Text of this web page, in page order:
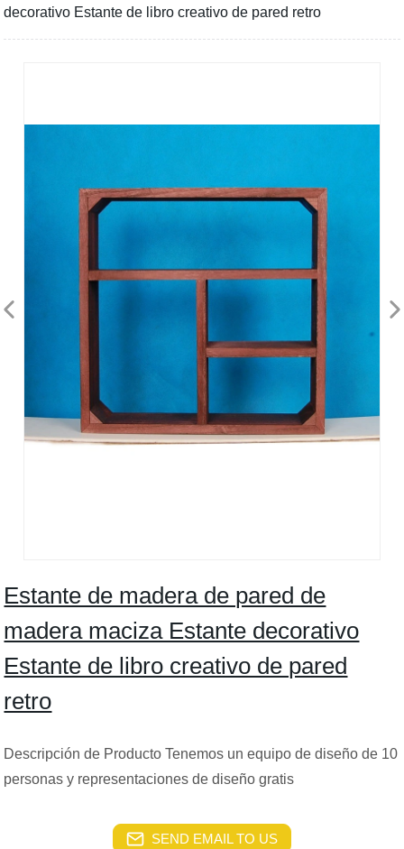
decorativo Estante de libro creativo de pared retro
Estante de madera de pared de
madera maciza Estante decorativo
Estante de libro creativo de pared
retro
Descripción de Producto Tenemos un equipo de diseño de 10
personas y representaciones de diseño gratis
SEND EMAIL TO US